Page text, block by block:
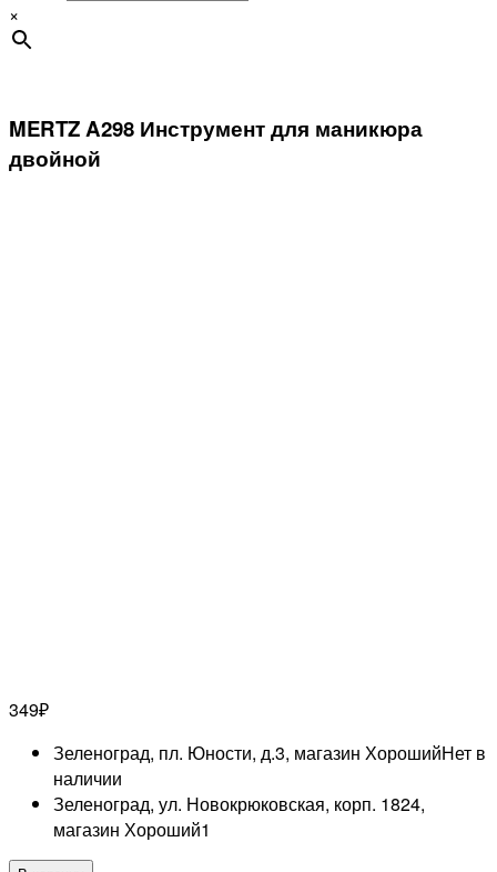
×
MERTZ A298 Инструмент для маникюра
двойной
349₽
Зеленоград, пл. Юности, д.3, магазин ХорошийНет в
наличии
Зеленоград, ул. Новокрюковская, корп. 1824,
магазин Хороший1